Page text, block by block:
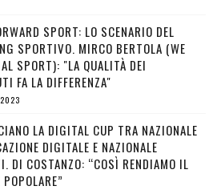
SPORT: LO SCENARIO DEL
SPORTIVO. MIRCO BERTOLA (WE
SPORT): "LA QUALITÀ DEI
FA LA DIFFERENZA"
LA DIGITAL CUP TRA NAZIONALE
DIGITALE E NAZIONALE
DI COSTANZO: “COSÌ RENDIAMO IL